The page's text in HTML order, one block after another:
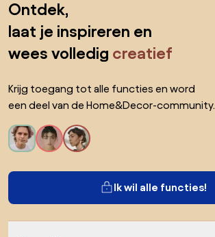
Ontdek,
laat je inspireren en
wees volledig creatief
Krijg toegang tot alle functies en word
een deel van de Home&Decor-community.
Ik wil alle functies!